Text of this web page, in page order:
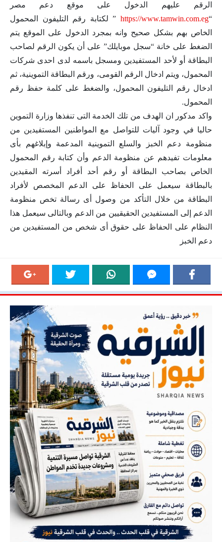
الرقم عليهم الدخول على موقع دعم مصر
“
https://www.tamwin.com.eg” لكتابة رقم التليفون المحمول
الخاص بهم بشكل صحيح وانه بمجرد الدخول على الموقع يتم
الضغط على خانة “سجل موبايلك” على أن يكون الرقم لصاحب
البطاقة أو لأحد المستفيدين ومسجل باسمه لدى احدى شركات
المحمول، ويتم ادخال الرقم القومى، ورقم البطاقة التموينية، ثم
ادخال رقم التليفون المحمول، والضغط على كلمة حفظ رقم
المحمول.
واكد مدكور ان الهدف من تلك الخدمة التى تنفذها وزارة التموين
حاليا في وجود آليات للتواصل مع المواطنين المستفيدين من
منظومة دعم الخبز والسلع التموينية المدعمة وإبلاغهم بأى
معلومات تفيدهم عن منظومة الدعم وأن كتابة رقم المحمول
الخاص بصاحب البطاقة أو رقم أحد أفراد أسرته المقيدين
بالبطاقة سيعمل على الحفاظ على الدعم المخصص لأفراد
البطاقة من خلال التأكد من وصول أى رسالة تخص منظومة
الدعم إلى المستفيدين الحقيقيين من الدعم وبالتالى سيعمل هذا
النظام على الحفاظ على حقوق أى شخص من المستفيدين من
دعم الخبز